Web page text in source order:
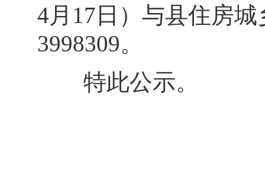
4月17日）与县住房
3998309。
特此公示。